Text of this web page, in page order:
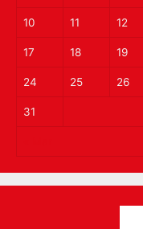
10 11 12
17 18 19
24 25 26
31